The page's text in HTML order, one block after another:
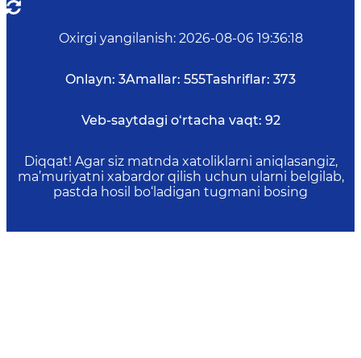
Oxirgi yangilanish: 2026-08-06 19:36:18
Onlayn: 3Amallar: 555Tashriflar: 373
Veb-saytdagi o‘rtacha vaqt: 92
Diqqat! Agar siz matnda xatoliklarni aniqlasangiz,
ma’muriyatni xabardor qilish uchun ularni belgilab,
pastda hosil bo‘ladigan tugmani bosing